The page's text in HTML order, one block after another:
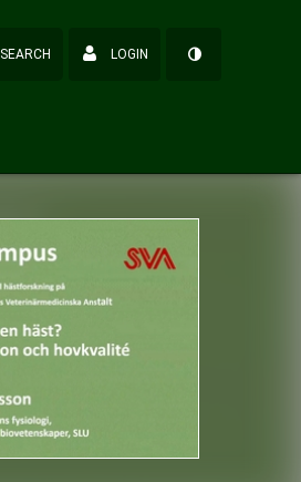
SEARCH LOGIN